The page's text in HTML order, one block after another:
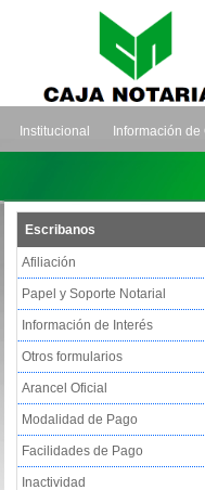
Institucional Información de
Escribanos
Afiliación
Papel y Soporte Notarial
Información de Interés
Otros formularios
Arancel Oficial
Modalidad de Pago
Facilidades de Pago
Inactividad